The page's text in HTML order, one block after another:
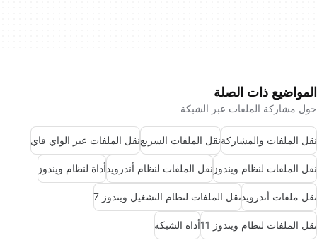
المواضيع ذات الصلة
حول مشاركة الملفات عبر الشبكة
نقل الملفات والمشاركةنقل الملفات السريعنقل الملفات عبر الواي فاي
نقل الملفات لنظام ويندوز نقل الملفات لنظام أندرويدأداة لنظام ويندوز
نقل ملفات أندرويدنقل الملفات لنظام التشغيل ويندوز 7
نقل الملفات لنظام ويندوز 11 أداة الشبكة